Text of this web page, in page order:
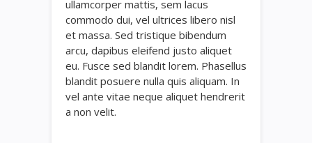
ullamcorper mattis, sem lacus
commodo dui, vel ultrices libero nisl
et massa. Sed tristique bibendum
arcu, dapibus eleifend justo aliquet
eu. Fusce sed blandit lorem. Phasellus
blandit posuere nulla quis aliquam. In
vel ante vitae neque aliquet hendrerit
a non velit.